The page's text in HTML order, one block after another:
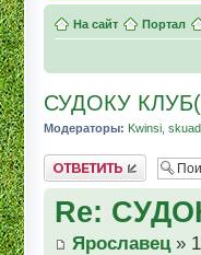
На сайт Портал
СУДОКУ
Модераторы: Kwinsi
Комментировать
Re:
Ярославец»